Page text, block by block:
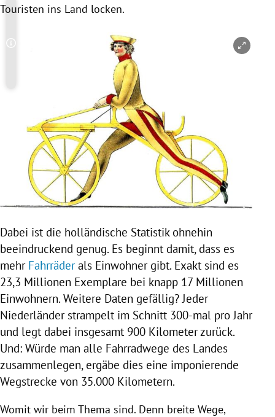
Touristen ins Land locken.
Copyright-Hinweis öffnen/schließen
Dabei ist die holländische Statistik ohnehin
beeindruckend genug. Es beginnt damit, dass es
mehr Fahrräderals Einwohner gibt. Exakt sind es
23,3 Millionen Exemplare bei knapp 17 Millionen
Einwohnern. Weitere Daten gefällig? Jeder
Niederländer strampelt im Schnitt 300-mal pro Jahr
und legt dabei insgesamt 900 Kilometer zurück.
Und: Würde man alle Fahrradwege des Landes
zusammenlegen, ergäbe dies eine imponierende
Wegstrecke von 35.000 Kilometern.
Womit wir beim Thema sind. Denn breite Wege,